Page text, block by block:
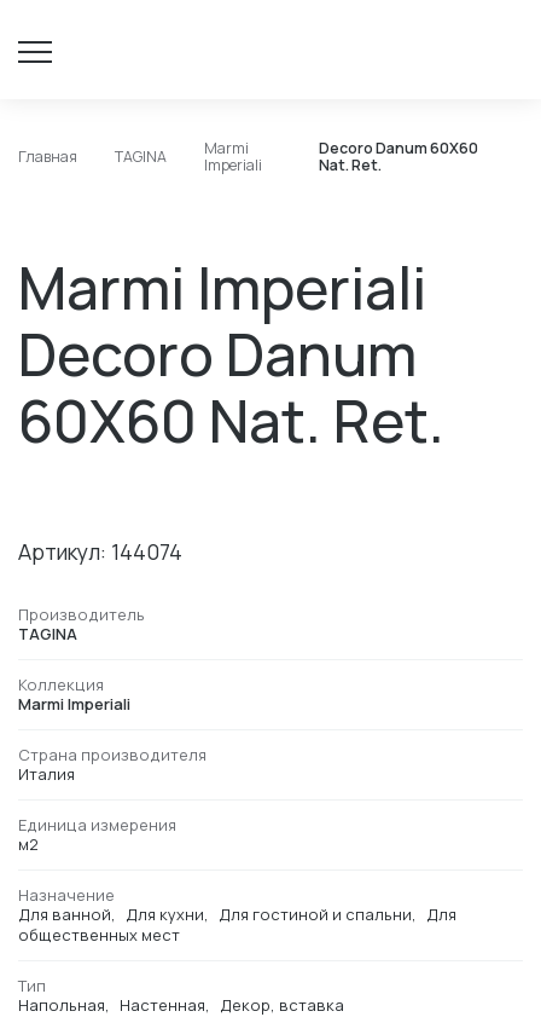
Главная TAGINA
Marmi
Imperiali
Decoro Danum 60X60
Nat. Rеt.
Marmi Imperiali
Decoro Danum
60X60 Nat. Rеt.
Артикул: 144074
Производитель
TAGINA
Коллекция
Marmi Imperiali
Страна производителя
Италия
Единица измерения
м2
Назначение
Для ванной
Для кухни Для гостиной и спальни
Для
общественных мест
Тип
Напольная
Настенная Декор, вставка